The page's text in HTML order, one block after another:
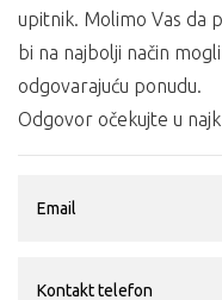
upitnik. Molimo Vas da
bi na najbolji način
odgovarajuću ponudu.
Odgovor očekujte u